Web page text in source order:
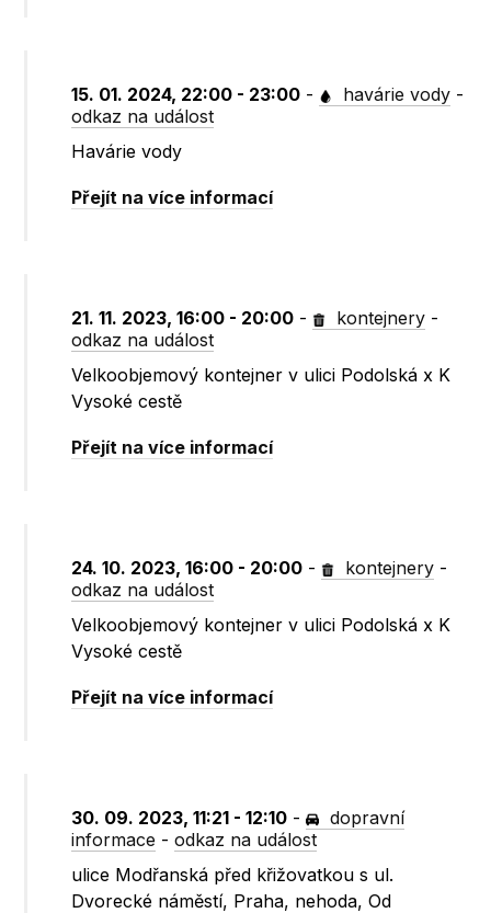
15. 01. 2024, 22:00 - 23:00 - havárie vody -
odkaz na událost
Havárie vody
Přejít na více informací
21. 11. 2023, 16:00 - 20:00 - kontejnery -
odkaz na událost
Velkoobjemový kontejner v ulici Podolská x K
Vysoké cestě
Přejít na více informací
24. 10. 2023, 16:00 - 20:00 - kontejnery -
odkaz na událost
Velkoobjemový kontejner v ulici Podolská x K
Vysoké cestě
Přejít na více informací
30. 09. 2023, 11:21 - 12:10 -
dopravní
informace -odkaz na událost
ulice Modřanská před křižovatkou s ul.
Dvorecké náměstí, Praha, nehoda, Od